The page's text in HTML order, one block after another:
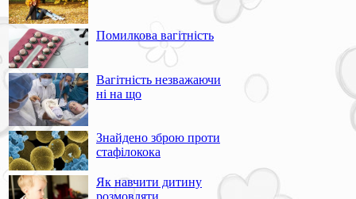
Помилкова вагітність
Вагітність незважаючи
ні на що
Знайдено зброю проти
стафілокока
Як навчити дитину
розмовляти